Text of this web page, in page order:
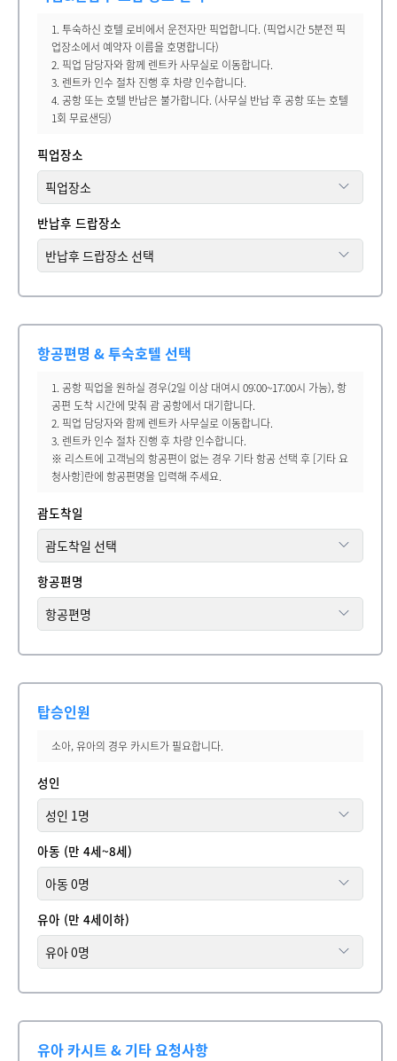
1. 투숙하신 호텔 로비에서 운전자만 픽업합니다. (픽업시간 5분전 픽
업장소에서 예약자 이름을 호명합니다)
2. 픽업 담당자와 함께 렌트카 사무실로 이동합니다.
3. 렌트카 인수 절차 진행 후 차량 인수합니다.
4. 공항 또는 호텔 반납은 불가합니다. (사무실 반납 후 공항 또는 호텔
1회 무료샌딩)
픽업장소
반납후 드랍장소
항공편명 & 투숙호텔 선택
1. 공항 픽업을 원하실 경우(2일 이상 대여시 09:00~17:00시 가능), 항
공편 도착 시간에 맞춰 괌 공항에서 대기합니다.
2. 픽업 담당자와 함께 렌트카 사무실로 이동합니다.
3. 렌트카 인수 절차 진행 후 차량 인수합니다.
※ 리스트에 고객님의 항공편이 없는 경우 기타 항공 선택 후 [기타 요
청사항]란에 항공편명을 입력해 주세요.
괌도착일
항공편명
탑승인원
소아, 유아의 경우 카시트가 필요합니다.
성인
아동 (만 4세~8세)
유아 (만 4세이하)
유아 카시트 & 기타 요청사항